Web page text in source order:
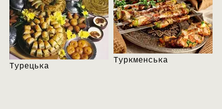
Турецька
Туркменська